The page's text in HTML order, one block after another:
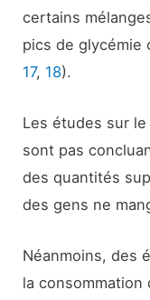
certains
pics de glycémie
17, 18).
Les études sur
sont pas
des quantités
des gens ne
Néanmoins, des
la